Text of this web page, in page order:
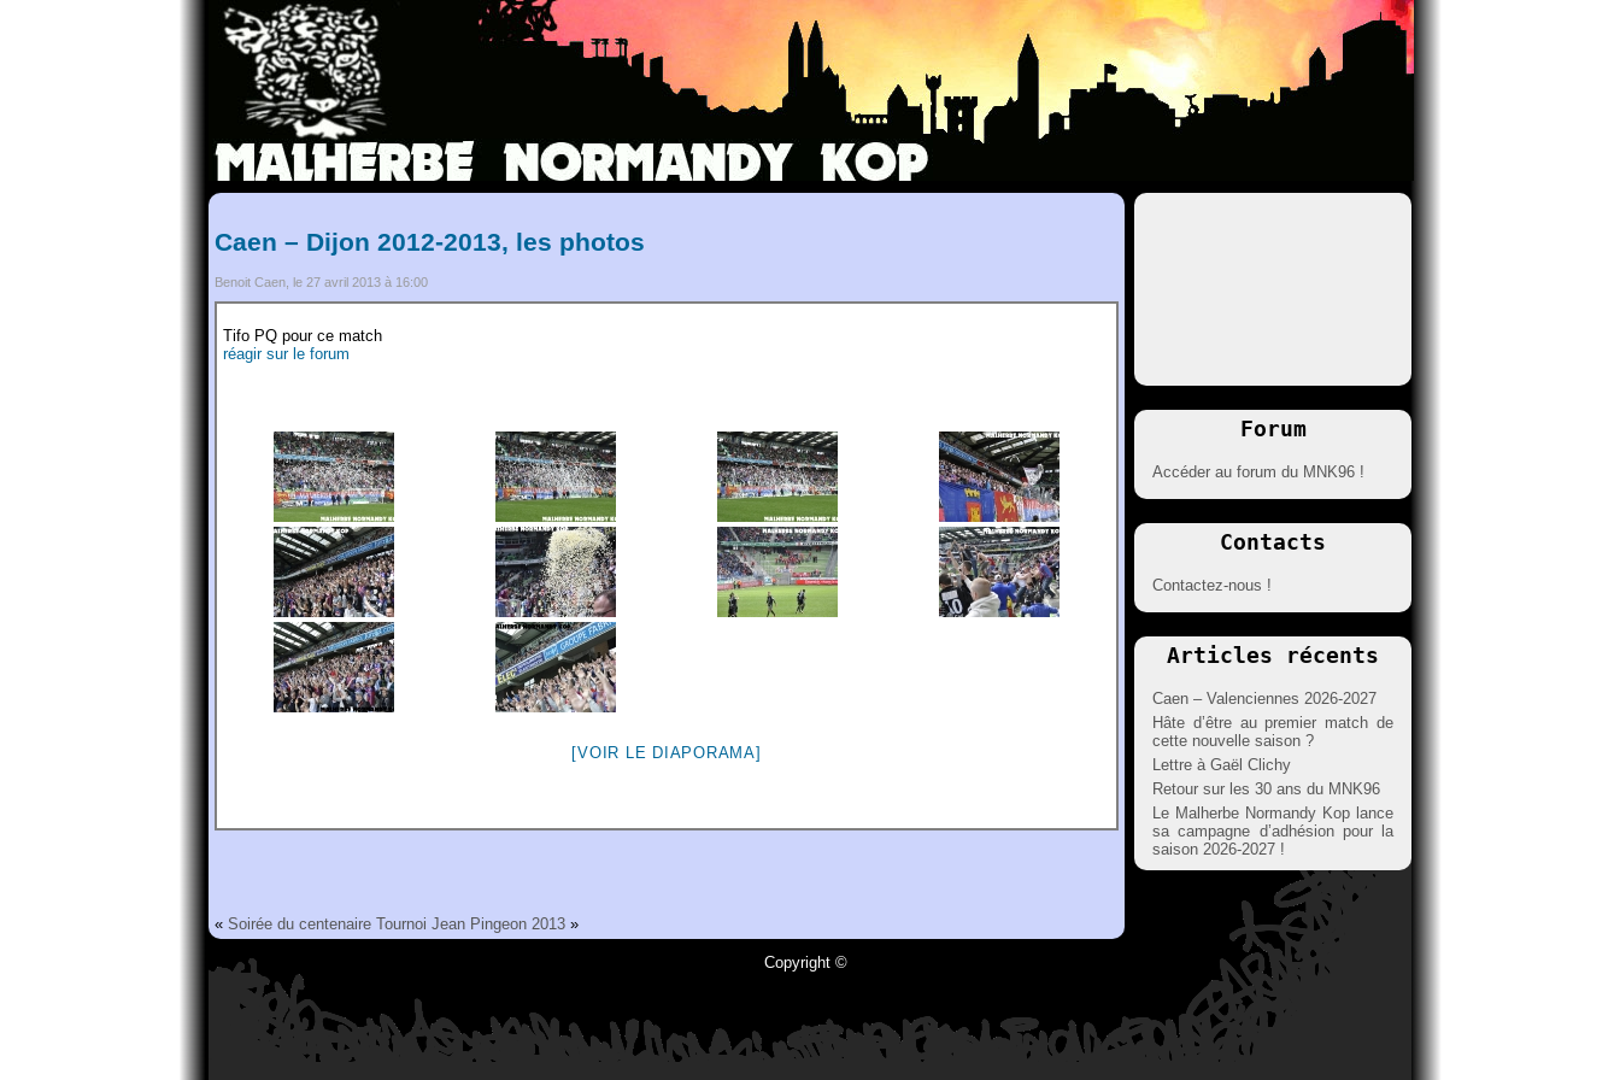
Caen – Dijon 2012-2013, les photos
Benoit Caen, le 27 avril 2013 à 16:00
Tifo PQ pour ce match
réagir sur le forum
[VOIR LE DIAPORAMA]
« Soirée du centenaire Tournoi Jean Pingeon 2013 »
Forum
Accéder au forum du MNK96 !
Contacts
Contactez-nous !
Articles récents
Caen – Valenciennes 2026-2027
Hâte d’être au premier match de
cette nouvelle saison ?
Lettre à Gaël Clichy
Retour sur les 30 ans du MNK96
Le Malherbe Normandy Kop lance
sa campagne d’adhésion pour la
saison 2026-2027 !
Copyright ©